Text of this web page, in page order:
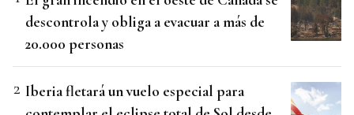
descontrola y obliga a evacuar a más de
20.000 personas
Iberia fletará un vuelo especial para